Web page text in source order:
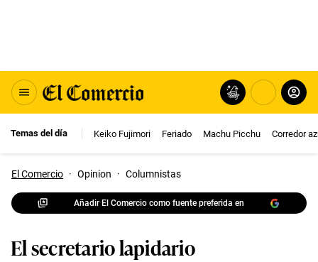
Temas del día Keiko Fujimori Feriado Machu Picchu Corredor
El Comercio · Opinion · Columnistas
Añadir El Comercio como fuente preferida en
El secretario lapidario